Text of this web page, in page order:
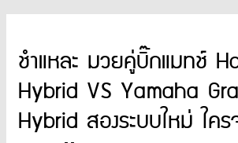
ชำแหละ มวยคู่บิ๊กแมทช์
Hybrid VS Yamaha
Hybrid สองระบบใหม่ ใคร